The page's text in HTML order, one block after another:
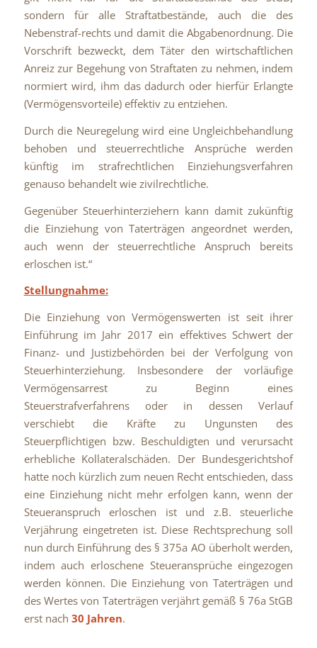
sondern für alle Straftatbestände, auch die des
Nebenstraf-rechts und damit die Abgabenordnung. Die
Vorschrift bezweckt, dem Täter den wirtschaftlichen
Anreiz zur Begehung von Straftaten zu nehmen, indem
normiert wird, ihm das dadurch oder hierfür Erlangte
(Vermögensvorteile) effektiv zu entziehen.
Durch die Neuregelung wird eine Ungleichbehandlung
behoben und steuerrechtliche Ansprüche werden
künftig im strafrechtlichen Einziehungsverfahren
genauso behandelt wie zivilrechtliche.
Gegenüber Steuerhinterziehern kann damit zukünftig
die Einziehung von Taterträgen angeordnet werden,
auch wenn der steuerrechtliche Anspruch bereits
erloschen ist.“
Stellungnahme:
Die Einziehung von Vermögenswerten ist seit ihrer
Einführung im Jahr 2017 ein effektives Schwert der
Finanz- und Justizbehörden bei der Verfolgung von
Steuerhinterziehung. Insbesondere der vorläufige
Vermögensarrest zu Beginn eines
Steuerstrafverfahrens oder in dessen Verlauf
verschiebt die Kräfte zu Ungunsten des
Steuerpflichtigen bzw. Beschuldigten und verursacht
erhebliche Kollateralschäden. Der Bundesgerichtshof
hatte noch kürzlich zum neuen Recht entschieden, dass
eine Einziehung nicht mehr erfolgen kann, wenn der
Steueranspruch erloschen ist und z.B. steuerliche
Verjährung eingetreten ist. Diese Rechtsprechung soll
nun durch Einführung des § 375a AO überholt werden,
indem auch erloschene Steueransprüche eingezogen
werden können. Die Einziehung von Taterträgen und
des Wertes von Taterträgen verjährt gemäß § 76a StGB
erst nach 30 Jahren.